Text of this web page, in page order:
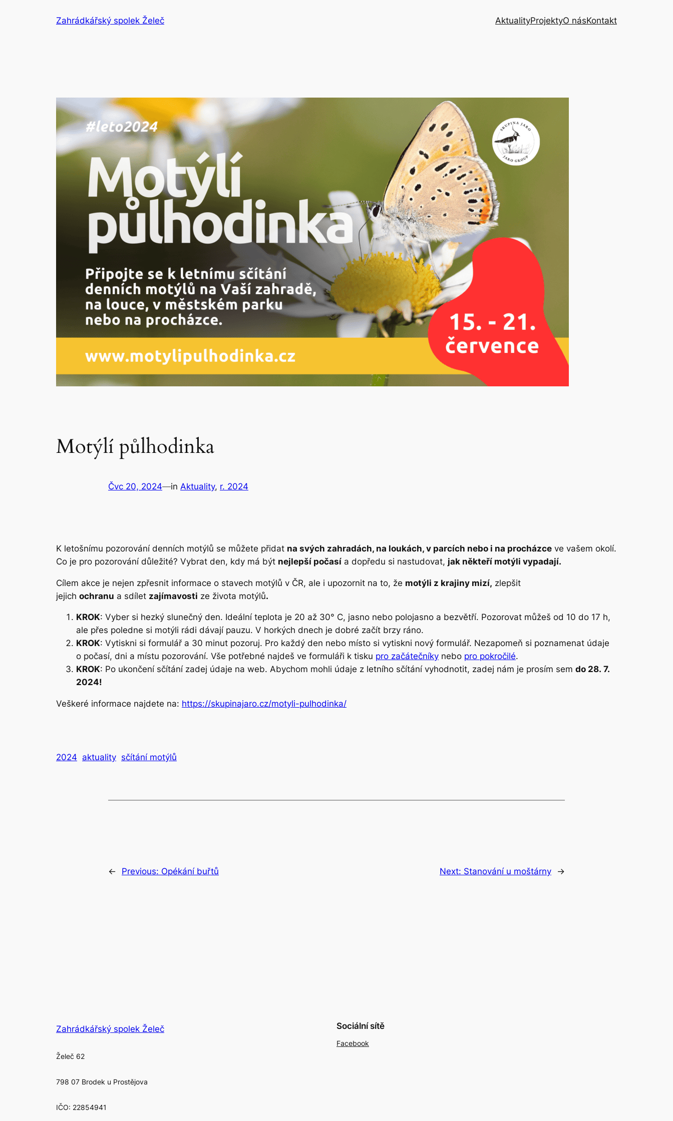
Zahrádkářský spolek Želeč AktualityProjektyO násKontakt
Motýlí půlhodinka
Čvc 20, 2024—in Aktuality, r. 2024
K letošnímu pozorování denních motýlů se můžete přidat na svých zahradách, na loukách, v parcích nebo i na procházce ve vašem okolí.
Co je pro pozorování důležité? Vybrat den, kdy má být nejlepší počasí a dopředu si nastudovat, jak někteří motýli vypadají.
Cílem akce je nejen zpřesnit informace o stavech motýlů v ČR, ale i upozornit na to, že motýli z krajiny mizí, zlepšit
jejich ochranu a sdílet zajímavosti ze života motýlů.
KROK: Vyber si hezký slunečný den. Ideální teplota je 20 až 30° C, jasno nebo polojasno a bezvětří. Pozorovat můžeš od 10 do 17 h,
ale přes poledne si motýli rádi dávají pauzu. V horkých dnech je dobré začít brzy ráno.
KROK: Vytiskni si formulář a 30 minut pozoruj. Pro každý den nebo místo si vytiskni nový formulář. Nezapomeň si poznamenat údaje
o počasí, dni a místu pozorování. Vše potřebné najdeš ve formuláři k tisku pro začátečníky nebo pro pokročilé.
KROK: Po ukončení sčítání zadej údaje na web. Abychom mohli údaje z letního sčítání vyhodnotit, zadej nám je prosím sem do 28. 7.
2024!
Veškeré informace najdete na: https://skupinajaro.cz/motyli-pulhodinka/
2024 aktuality sčítání motýlů
← Previous: Opékání buřtů Next: Stanování u moštárny →
Zahrádkářský spolek Želeč
Želeč 62
798 07 Brodek u Prostějova
IČO: 22854941
Sociální sítě
Facebook